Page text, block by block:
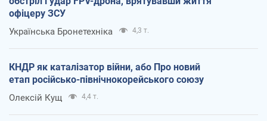
офіцеру ЗСУ
Українська Бронетехніка 4,3 т.
КНДР як каталізатор війни, або Про новий
етап російсько-північнокорейського союзу
Олексій Кущ 4,4 т.